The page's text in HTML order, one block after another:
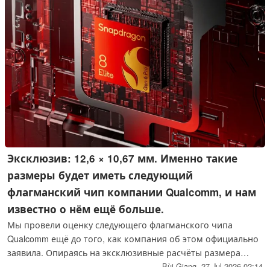
чем утраченный флагман.
Эксклюзив: 12,6 × 10,67 мм. Именно такие
размеры будет иметь следующий
флагманский чип компании Qualcomm, и нам
известно о нём ещё больше.
Мы провели оценку следующего флагманского чипа
Qualcomm ещё до того, как компания об этом официально
заявила. Опираясь на эксклюзивные расчёты размера